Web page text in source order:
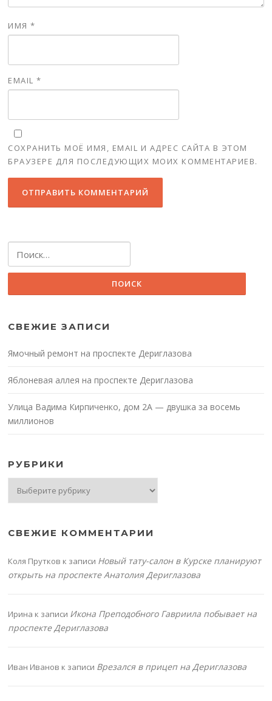
ИМЯ*
EMAIL*
СОХРАНИТЬ МОЁ ИМЯ, EMAIL И АДРЕС САЙТА В ЭТОМ
БРАУЗЕРЕ ДЛЯ ПОСЛЕДУЮЩИХ МОИХ КОММЕНТАРИЕВ.
СВЕЖИЕ ЗАПИСИ
Ямочный ремонт на проспекте Дериглазова
Яблоневая аллея на проспекте Дериглазова
Улица Вадима Кирпиченко, дом 2А — двушка за восемь
миллионов
РУБРИКИ
СВЕЖИЕ КОММЕНТАРИИ
Коля Прутков к записи Новый тату-салон в Курске планируют
открыть на проспекте Анатолия Дериглазова
Ирина к записи Икона Преподобного Гавриила побывает на
проспекте Дериглазова
Иван Иванов к записи Врезался в прицеп на Дериглазова